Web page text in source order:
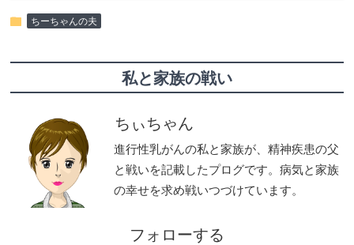
folder ちーちゃんの夫
私と家族の戦い
ちぃちゃん
進行性乳がんの私と家族が、精神疾患の父
と戦いを記載したプログです。病気と家族
の幸せを求め戦いつづけています。
フォローする